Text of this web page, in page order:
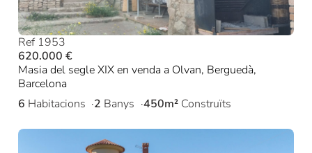
Ref 1953
620.000 €
Masia del segle XIX en venda a Olvan, Berguedà,
Barcelona
6 Habitacions 2 Banys 450m² Construïts